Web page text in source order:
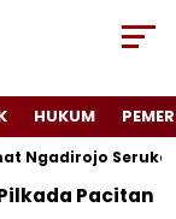
HUKUM
Ngadirojo
Pacitan